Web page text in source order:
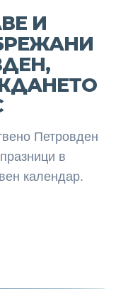
И
Петровден
в
календар.